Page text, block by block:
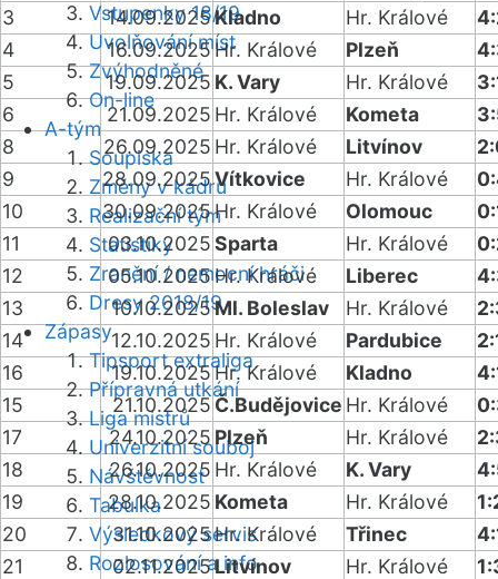
Vstupenky 18/19
Uvolňování míst
Zvýhodněné
On-line
A-tým
Soupiska
Změny v kádru
Realizační tým
Statistiky
Zranění / nemocní hráči
Dresy 2018/19
Zápasy
Tipsport extraliga
Přípravná utkání
Liga mistrů
Univerzitní souboj
Návštěvnost
Tabulka
Výsledkový servis
Rozlosování a info
3
14.09.2025Kladno Hr. Králové
4
16.09.2025 Hr. Králové Plzeň
5
19.09.2025 K. Vary Hr. Králové
6
21.09.2025 Hr. Králové Kometa
8
26.09.2025 Hr. Králové Litvínov
9
28.09.2025Vítkovice Hr. Králové
10
30.09.2025Hr. Králové Olomouc
11
03.10.2025Sparta Hr. Králové
12
05.10.2025Hr. Králové Liberec
13
10.10.2025Ml. Boleslav Hr. Králové
14
12.10.2025 Hr. Králové Pardubice
16
19.10.2025Hr. Králové Kladno
15
21.10.2025 Č.Budějovice Hr. Králové
17
24.10.2025 Plzeň Hr. Králové
18
26.10.2025 Hr. Králové K. Vary
19
28.10.2025 Kometa Hr. Králové
20
31.10.2025Hr. Králové Třinec
21
02.11.2025Litvínov Hr. Králové